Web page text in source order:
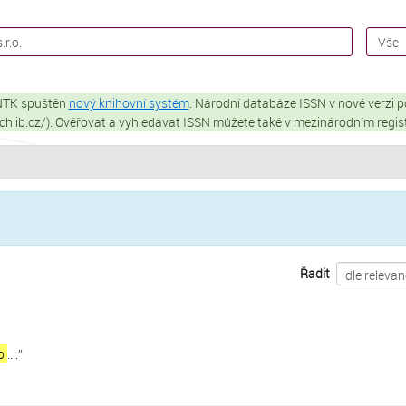
spuštěn nový knihovní systém. Národní databáze ISSN v nové verzi
). Ověřovat a vyhledávat ISSN můžete také v mezinárodním
Řadit
....”